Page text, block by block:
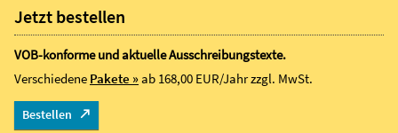
Jetzt bestellen
VOB-konforme und aktuelle Ausschreibungstexte.
Verschiedene Pakete »ab 168,00 EUR/Jahrzzgl. MwSt.
Bestellen